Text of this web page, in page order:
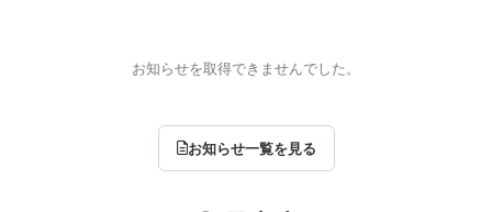
お知らせを取得できませんでした。
お知らせ一覧を見る